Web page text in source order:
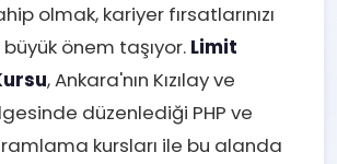
olmak, kariyer fırsatlarınızı
önem taşıyor. Limit
, Ankara'nın Kızılay ve
düzenlediği PHP ve
kursları ile bu alanda